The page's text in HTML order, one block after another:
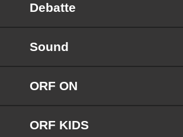
Debatte
Sound
ORF ON
ORF KIDS